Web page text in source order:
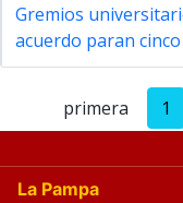
Gremios
acuerdo paran
primera 1
La Pampa